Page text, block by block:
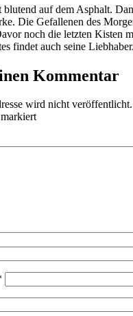
auf dem Asphalt.
Die Gefallenen des
noch die letzten Kisten
findet auch seine Liebhaber.
Kommentar
wird nicht veröffentlicht.
markiert